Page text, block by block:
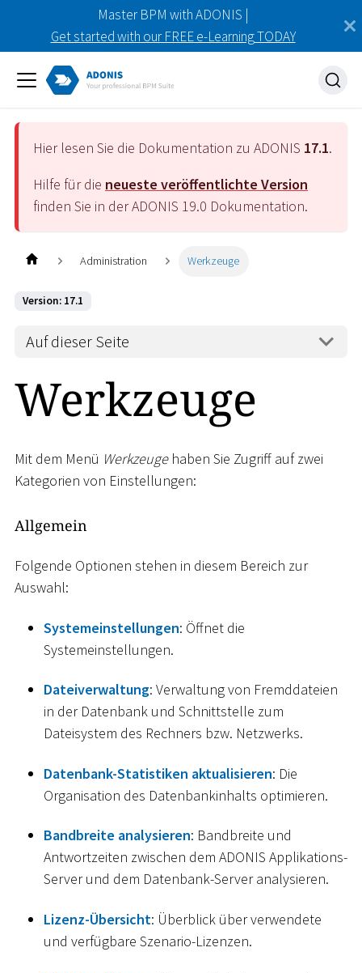
Master BPM with ADONIS |
Get started with our FREE e-Learning TODAY
Hier lesen Sie die Dokumentation zu ADONIS 17.1.
Hilfe für die neueste veröffentlichte Version
finden Sie in der ADONIS 19.0 Dokumentation.
Administration Werkzeuge
Version: 17.1
Auf dieser Seite
Werkzeuge
Mit dem Menü Werkzeugehaben Sie Zugriff auf zwei
Kategorien von Einstellungen:
Allgemein
Folgende Optionen stehen in diesem Bereich zur
Auswahl:
Systemeinstellungen: Öffnet die
Systemeinstellungen.
Dateiverwaltung: Verwaltung von Fremddateien
in der Datenbank und Schnittstelle zum
Dateisystem des Rechners bzw. Netzwerks.
Datenbank-Statistiken aktualisieren: Die
Organisation des Datenbankinhalts optimieren.
Bandbreite analysieren: Bandbreite und
Antwortzeiten zwischen dem ADONIS Applikations-
Server und dem Datenbank-Server analysieren.
Lizenz-Übersicht: Überblick über verwendete
und verfügbare Szenario-Lizenzen.